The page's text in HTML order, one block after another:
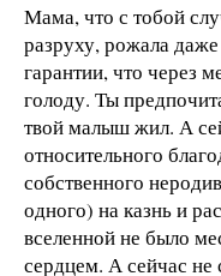
Мама, что с тобой
разруху, рожала
гарантии, что через
голоду. Ты
твой малыш жил. А
относительного
собственного
одного) на казнь и
вселенной не было
сердцем. А сейчас не